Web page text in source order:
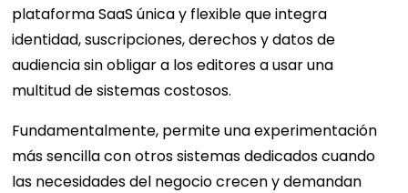
plataforma SaaS única y flexible que integra
identidad, suscripciones, derechos y datos de
audiencia sin obligar a los editores a usar una
multitud de sistemas costosos.
Fundamentalmente, permite una experimentación
más sencilla con otros sistemas dedicados cuando
las necesidades del negocio crecen y demandan